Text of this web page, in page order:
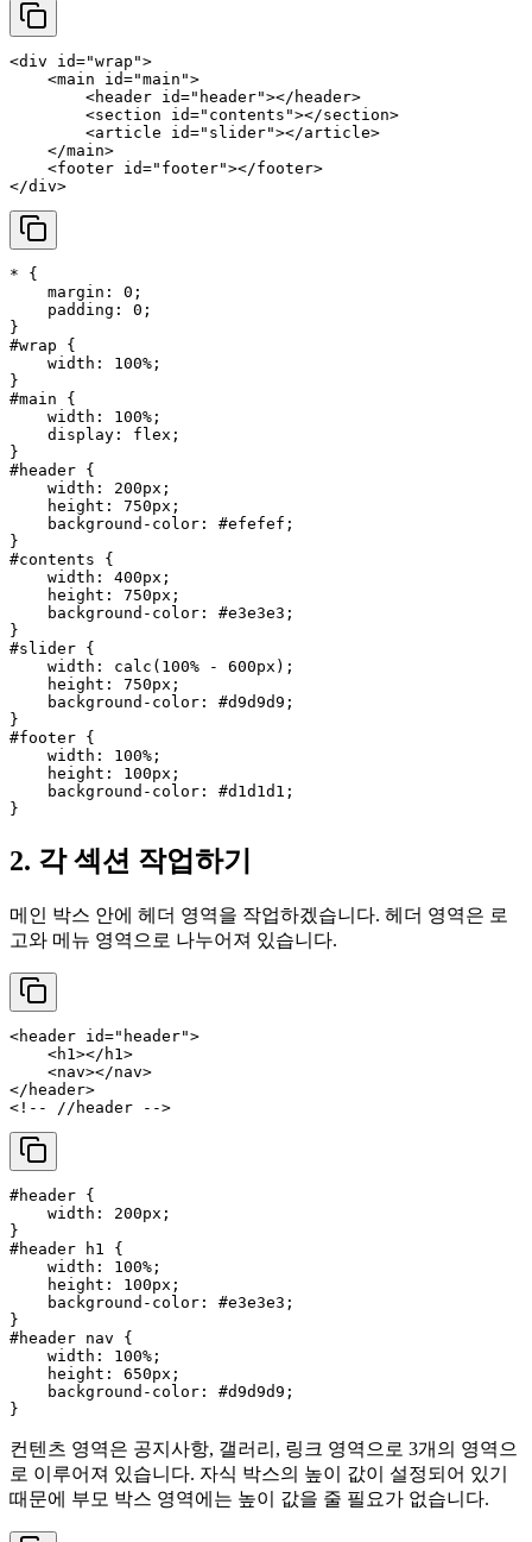
<div id="wrap">
<main id="main">
<header id="header"></ header>
<section id="contents"></section>
<article id="slider"></article>
</main>
<footer id="footer"></footer>
</div>
* {
margin : 0 ;
padding : 0 ;
#wrap {
width : 100% ;
#main {
width : 100% ;
display : flex;
#header {
width : 200px ;
height : 750px ;
background-color : #efefef ;
#contents {
width : 400px ;
height : 750px ;
background-color : #e3e3e3 ;
#slider {
width : calc ( 100% - 600px );
height : 750px ;
background-color : #d9d9d9 ;
#footer {
width : 100% ;
height : 100px ;
background-color : #d1d1d1 ;
2. 각 섹션 작업하기
메인 박스 안에 헤더 영역을 작업하겠습니다. 헤더 영역은 로
고와 메뉴 영역으로 나누어져 있습니다.
<header id="header">
<h1 ></ h1 >
<nav></nav>
</ header>
<!-- //header -->
#header {
width : 200px ;
#header
h1
{
width : 100% ;
height : 100px ;
background-color : #e3e3e3 ;
#header nav {
width : 100% ;
height : 650px ;
background-color : #d9d9d9 ;
컨텐츠 영역은 공지사항, 갤러리, 링크 영역으로 3개의 영역으
로 이루어져 있습니다. 자식 박스의 높이 값이 설정되어 있기
때문에 부모 박스 영역에는 높이 값을 줄 필요가 없습니다.